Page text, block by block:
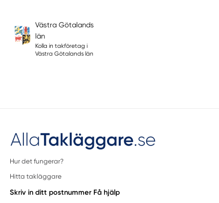
Västra Götalands
län
Kolla in takföretag i
Västra Götalands län
Hur det fungerar?
Hitta takläggare
Skriv in ditt postnummer Få hjälp